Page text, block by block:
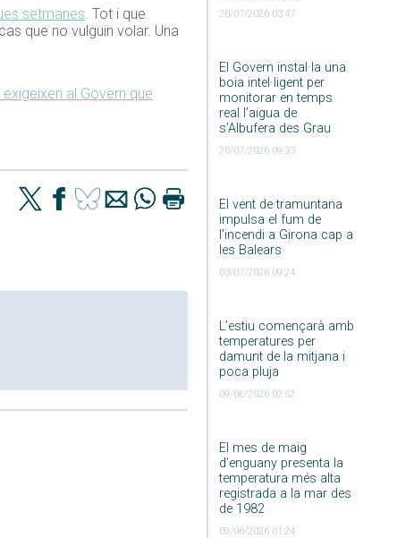
20/07/2026 03:47
El Govern instal·la una
boia intel·ligent per
monitorar en temps
real l’aigua de
s’Albufera des Grau
20/07/2026 09:33
El vent de tramuntana
impulsa el fum de
l’incendi a Girona cap a
les Balears
03/07/2026 09:24
L’estiu començarà amb
temperatures per
damunt de la mitjana i
poca pluja
09/06/2026 02:52
El mes de maig
d’enguany presenta la
temperatura més alta
registrada a la mar des
de 1982
09/06/2026 01:24
setmanes. Tot i que
que no vulguin volar. Una
al Govern que